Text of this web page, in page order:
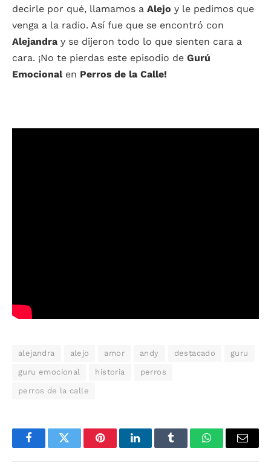
decirle por qué, llamamos a Alejo y le pedimos que
venga a la radio. Así fue que se encontró con
Alejandra y se dijeron todo lo que sienten cara a
cara. ¡No te pierdas este episodio de Gurú
Emocionalen Perros de la Calle!
alejandra alejo amor andy destacado guru
guru emocional historia perros
perros de la calle
FacebookTwitter PinterestLinkedInTumblr WhatsAppEmail